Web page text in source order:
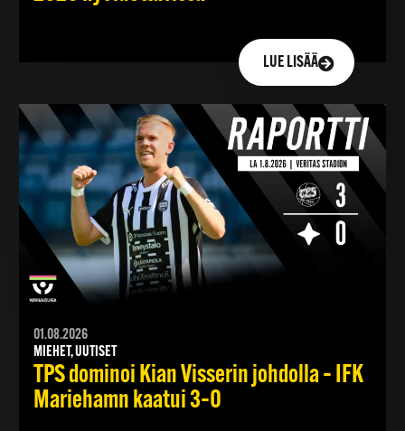
LUE LISÄÄ
01.08.2026
MIEHET, UUTISET
TPS dominoi Kian Visserin johdolla – IFK
Mariehamn kaatui 3–0